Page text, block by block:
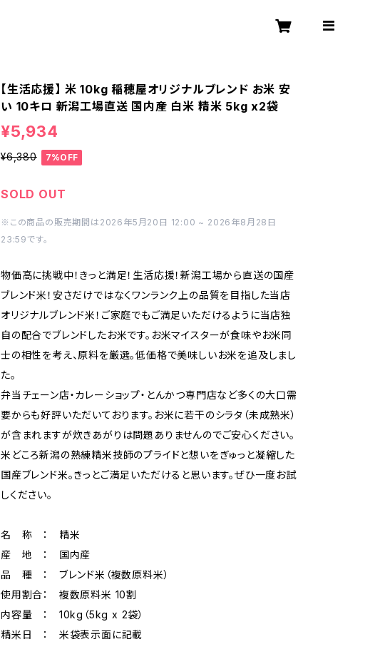
【生活応援】 米 10kg 稲穂屋オリジナルブレンド お米 安
い 10キロ 新潟工場直送 国内産 白米 精米 5kg x2袋
¥5,934
¥6,380 7%OFF
SOLD OUT
※この商品の販売期間は2026年5月20日 12:00 ~ 2026年8月28日
23:59です。
物価高に挑戦中！きっと満足！生活応援！新潟工場から直送の国産
ブレンド米！安さだけではなくワンランク上の品質を目指した当店
オリジナルブレンド米！ご家庭でもご満足いただけるように当店独
自の配合でブレンドしたお米です。お米マイスターが食味やお米同
士の相性を考え、原料を厳選。低価格で美味しいお米を追及しまし
た。
弁当チェーン店・カレーショップ・とんかつ専門店など多くの大口需
要からも好評いただいております。お米に若干のシラタ（未成熟米）
が含まれますが炊きあがりは問題ありませんのでご安心ください。
米どころ新潟の熟練精米技師のプライドと想いをぎゅっと凝縮した
国産ブレンド米。きっとご満足いただけると思います。ぜひ一度お試
しください。
名 称 ： 精米
産 地 ： 国内産
品 種 ： ブレンド米（複数原料米）
使用割合： 複数原料米 10割
内容量 ： 10kg（5kg x 2袋）
精米日 ： 米袋表示面に記載